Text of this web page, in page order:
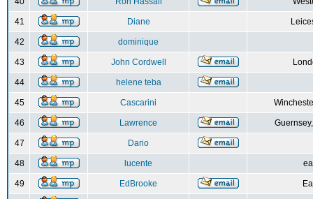
41 Diane
42 dominique
43 John Cordwell
44 helene teba
45 Cascarini
46 Lawrence
47 Dario
48 lucente
49 EdBrooke